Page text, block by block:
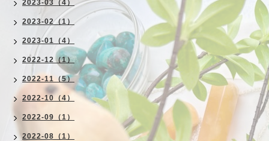
2023-03（4）
2023-02（1）
2023-01（4）
2022-12（1）
2022-11（5）
2022-10（4）
2022-09（1）
2022-08（1）